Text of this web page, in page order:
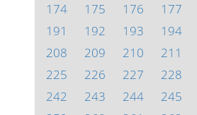
174
175 176 177
191
192 193 194
208
209 210 211
225
226 227 228
242
243 244 245